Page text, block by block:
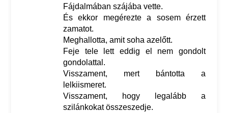
Fájdalmában szájába vette.
És ekkor megérezte a sosem érzett
zamatot.
Meghallotta, amit soha azelőtt.
Feje tele lett eddig el nem gondolt
gondolattal.
Visszament, mert bántotta a
lelkiismeret.
Visszament, hogy legalább a
szilánkokat összeszedje.